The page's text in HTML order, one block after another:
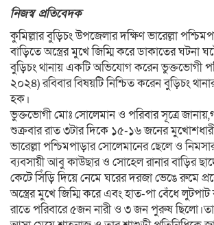
নিজস্ব প্রতিবেদক
কুমিল্লার বুড়িচং উপজেলার দক্ষিণ ভারেল্লা
বাড়িতে অস্ত্রের মুখে জিম্মি করে ডাকাতের ঘটনা
বুড়িচং থানায় একটি অভিযোগ করেন ভুক্তভোগী
২০২৪) রবিবার বিষয়টি নিশ্চিত করেন বুড়িচং
হক।
ভুক্তভোগী মোঃ সোলেমান ও পরিবার সূত্রে
শুক্রবার রাত ৩টার দিকে ১৫-১৬ জনের
ভারেল্লা পশ্চিমপাড়ার সোলেমানের ছেলে ও
ব্যবসায়ী আবু কাউছার ও সোহেল রানার বাড়ির
কেটে সিঁড়ি দিয়ে নেমে ঘরের দরজা ভেঙে রুমে
অস্ত্রের মুখে জিম্মি করে এবং হাত-পা বেঁধে
রাতে পরিবারে ৫জন নারী ও ৩ জন পুরুষ